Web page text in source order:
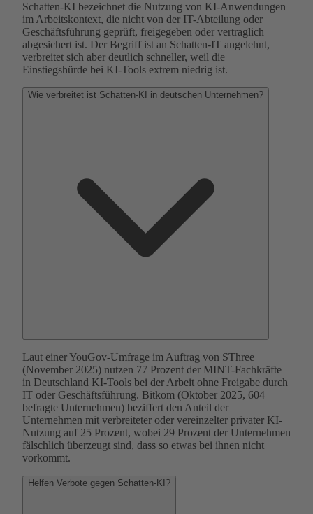
Schatten-KI bezeichnet die Nutzung von KI-Anwendungen
im Arbeitskontext, die nicht von der IT-Abteilung oder
Geschäftsführung geprüft, freigegeben oder vertraglich
abgesichert ist. Der Begriff ist an Schatten-IT angelehnt,
verbreitet sich aber deutlich schneller, weil die
Einstiegshürde bei KI-Tools extrem niedrig ist.
Wie verbreitet ist Schatten-KI in deutschen Unternehmen?
Laut einer YouGov-Umfrage im Auftrag von SThree
(November 2025) nutzen 77 Prozent der MINT-Fachkräfte
in Deutschland KI-Tools bei der Arbeit ohne Freigabe durch
IT oder Geschäftsführung. Bitkom (Oktober 2025, 604
befragte Unternehmen) beziffert den Anteil der
Unternehmen mit verbreiteter oder vereinzelter privater KI-
Nutzung auf 25 Prozent, wobei 29 Prozent der Unternehmen
fälschlich überzeugt sind, dass so etwas bei ihnen nicht
vorkommt.
Helfen Verbote gegen Schatten-KI?